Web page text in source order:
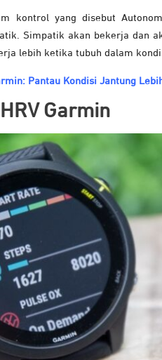
kontrol yang disebut
Simpatik akan bekerja dan
lebih ketika tubuh dalam
Pantau Kondisi Jantung
Garmin